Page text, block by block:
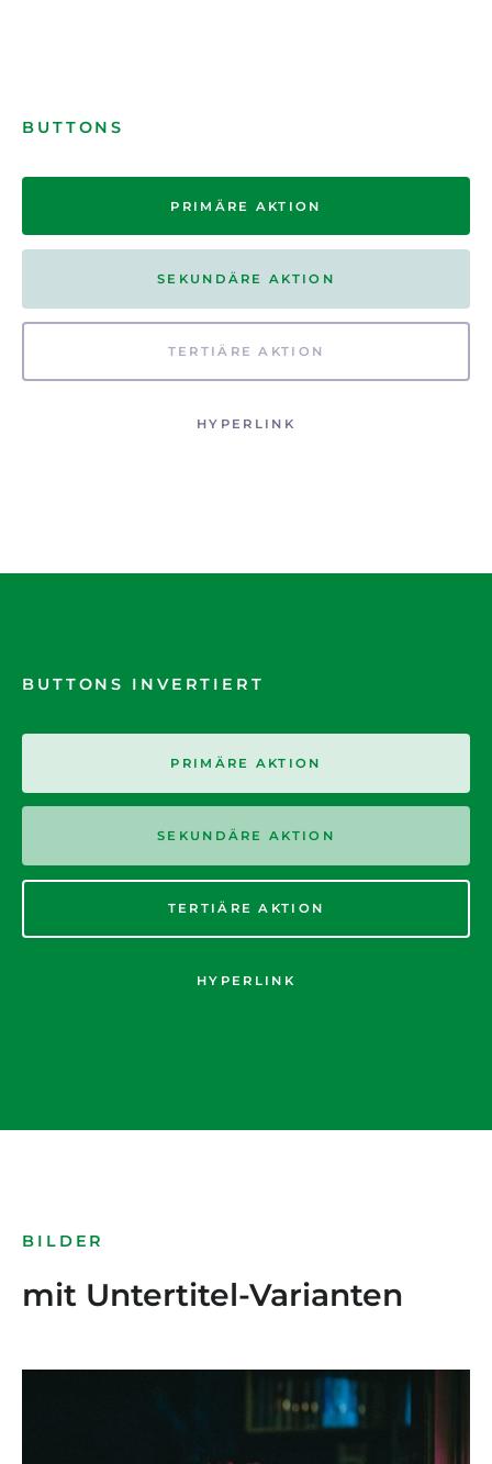
BUTTONS
PRIMÄRE AKTION
SEKUNDÄRE AKTION
TERTIÄRE AKTION
HYPERLINK
BUTTONS INVERTIERT
PRIMÄRE AKTION
SEKUNDÄRE AKTION
TERTIÄRE AKTION
HYPERLINK
BILDER
mit Untertitel-Varianten